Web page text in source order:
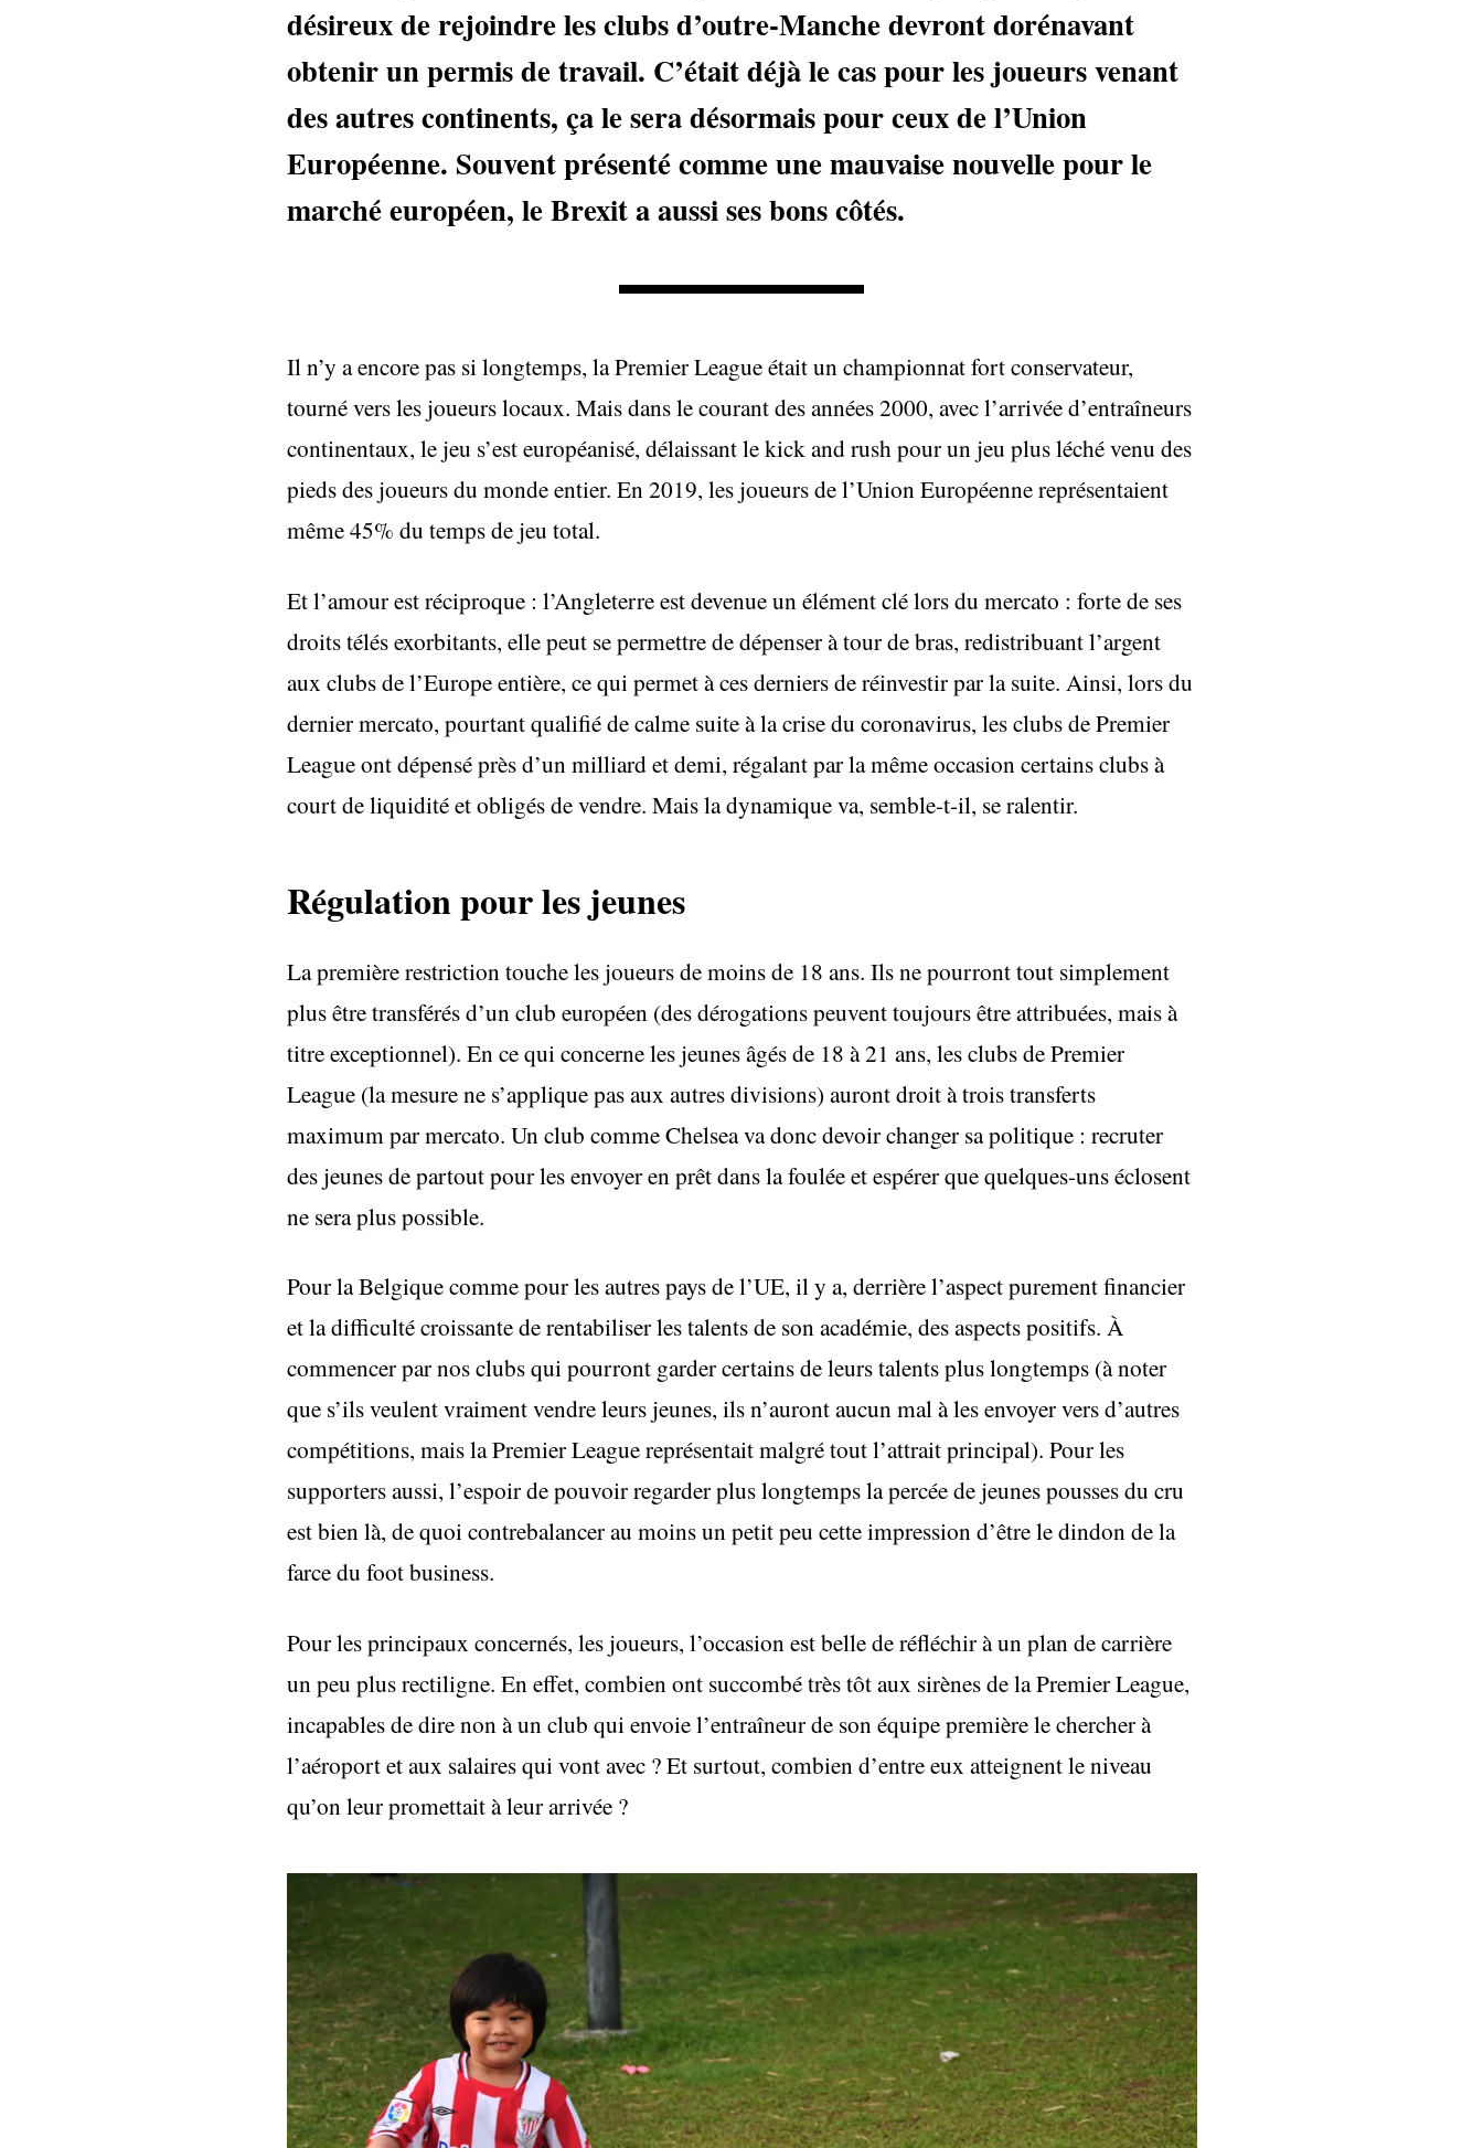
désireux de rejoindre les clubs d’outre-Manche devront dorénavant
obtenir un permis de travail. C’était déjà le cas pour les joueurs venant
des autres continents, ça le sera désormais pour ceux de l’Union
Européenne. Souvent présenté comme une mauvaise nouvelle pour le
marché européen, le Brexit a aussi ses bons côtés.
Il n’y a encore pas si longtemps, la Premier League était un championnat fort conservateur,
tourné vers les joueurs locaux. Mais dans le courant des années 2000, avec l’arrivée d’entraîneurs
continentaux, le jeu s’est européanisé, délaissant le kick and rush pour un jeu plus léché venu des
pieds des joueurs du monde entier. En 2019, les joueurs de l’Union Européenne représentaient
même 45% du temps de jeu total.
Et l’amour est réciproque : l’Angleterre est devenue un élément clé lors du mercato : forte de ses
droits télés exorbitants, elle peut se permettre de dépenser à tour de bras, redistribuant l’argent
aux clubs de l’Europe entière, ce qui permet à ces derniers de réinvestir par la suite. Ainsi, lors du
dernier mercato, pourtant qualifié de calme suite à la crise du coronavirus, les clubs de Premier
League ont dépensé près d’un milliard et demi, régalant par la même occasion certains clubs à
court de liquidité et obligés de vendre. Mais la dynamique va, semble-t-il, se ralentir.
Régulation pour les jeunes
La première restriction touche les joueurs de moins de 18 ans. Ils ne pourront tout simplement
plus être transférés d’un club européen (des dérogations peuvent toujours être attribuées, mais à
titre exceptionnel). En ce qui concerne les jeunes âgés de 18 à 21 ans, les clubs de Premier
League (la mesure ne s’applique pas aux autres divisions) auront droit à trois transferts
maximum par mercato. Un club comme Chelsea va donc devoir changer sa politique : recruter
des jeunes de partout pour les envoyer en prêt dans la foulée et espérer que quelques-uns éclosent
ne sera plus possible.
Pour la Belgique comme pour les autres pays de l’UE, il y a, derrière l’aspect purement financier
et la difficulté croissante de rentabiliser les talents de son académie, des aspects positifs. À
commencer par nos clubs qui pourront garder certains de leurs talents plus longtemps (à noter
que s’ils veulent vraiment vendre leurs jeunes, ils n’auront aucun mal à les envoyer vers d’autres
compétitions, mais la Premier League représentait malgré tout l’attrait principal). Pour les
supporters aussi, l’espoir de pouvoir regarder plus longtemps la percée de jeunes pousses du cru
est bien là, de quoi contrebalancer au moins un petit peu cette impression d’être le dindon de la
farce du foot business.
Pour les principaux concernés, les joueurs, l’occasion est belle de réfléchir à un plan de carrière
un peu plus rectiligne. En effet, combien ont succombé très tôt aux sirènes de la Premier League,
incapables de dire non à un club qui envoie l’entraîneur de son équipe première le chercher à
l’aéroport et aux salaires qui vont avec ? Et surtout, combien d’entre eux atteignent le niveau
qu’on leur promettait à leur arrivée ?